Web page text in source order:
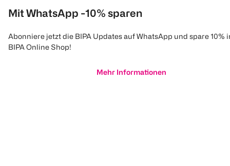
Mit WhatsApp -10% sparen
Abonniere jetzt die BIPA Updates auf WhatsApp und spare 10%
BIPA Online Shop!
Mehr Informationen